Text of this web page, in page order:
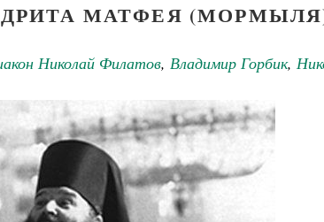
МАТФЕЯ
Николай Филатов, Владимир Горбик,